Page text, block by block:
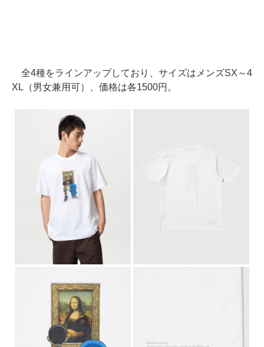
全4種をラインアップしており、サイズはメンズSX～4
XL（男女兼用可）、価格は各1500円。